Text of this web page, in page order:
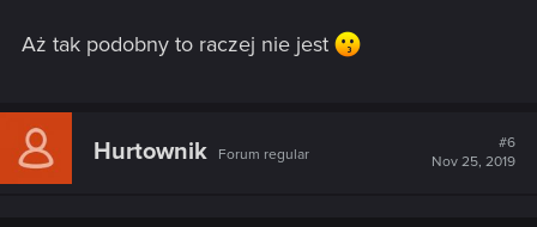
Aż tak podobny to raczej nie jest
Hurtownik Forum regular
#6
Nov 25, 2019